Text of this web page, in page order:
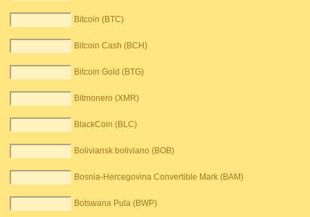
Bitcoin (BTC)
Bitcoin Cash (BCH)
Bitcoin Gold (BTG)
Bitmonero (XMR)
BlackCoin (BLC)
Boliviansk boliviano (BOB)
Bosnia-Hercegovina Convertible Mark (BAM)
Botswana Pula (BWP)